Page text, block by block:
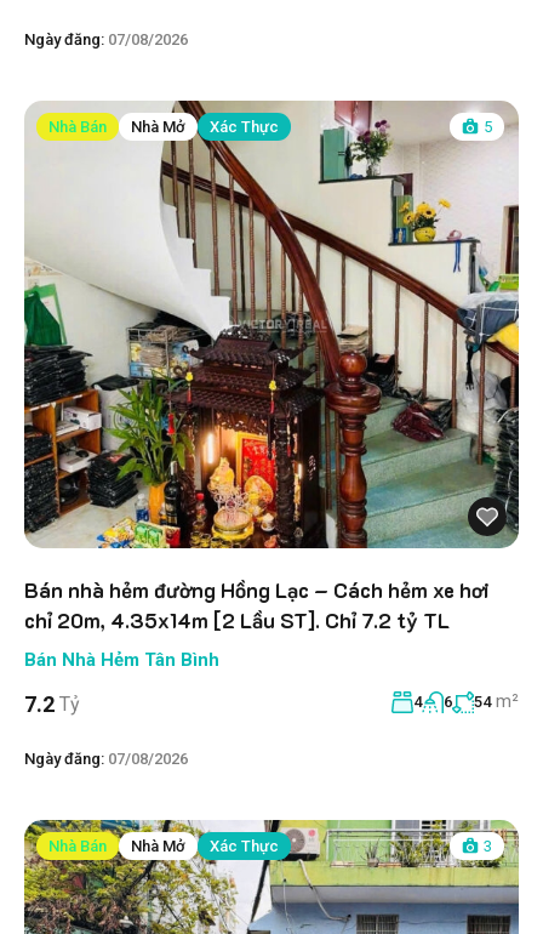
Ngày đăng: 07/08/2026
Nhà Bán Nhà Mở Xác Thực 5
Bán nhà hẻm đường Hồng Lạc – Cách hẻm xe hơi
chỉ 20m, 4.35x14m [2 Lầu ST]. Chỉ 7.2 tỷ TL
Bán Nhà Hẻm Tân Bình
7.2 Tỷ 4 6 54 m²
Ngày đăng: 07/08/2026
Nhà Bán Nhà Mở Xác Thực 3